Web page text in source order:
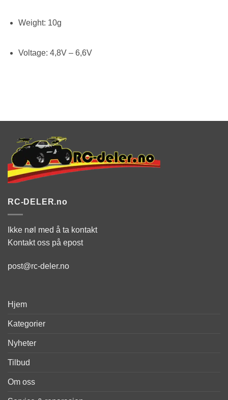
Weight: 10g
Voltage: 4,8V – 6,6V
RC-DELER.no
Ikke nøl med å ta kontakt
Kontakt oss på epost
post@rc-deler.no
Hjem
Kategorier
Nyheter
Tilbud
Om oss